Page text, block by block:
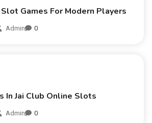
Games For Modern Players
Admin 0
In Jai Club Online Slots
Admin 0